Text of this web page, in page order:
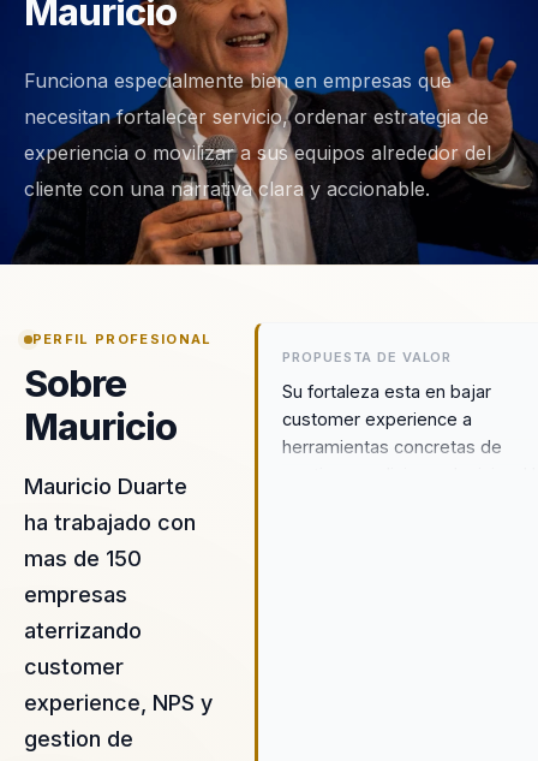
Mauricio
Funciona especialmente bien en empresas que
necesitan fortalecer servicio, ordenar estrategia de
experiencia o movilizar a sus equipos alrededor del
cliente con una narrativa clara y accionable.
PERFIL PROFESIONAL
Sobre
Mauricio
Mauricio Duarte
ha trabajado con
mas de 150
empresas
aterrizando
customer
experience, NPS y
gestion de
PROPUESTA DE VALOR
Su fortaleza esta en bajar
customer experience a
herramientas concretas de